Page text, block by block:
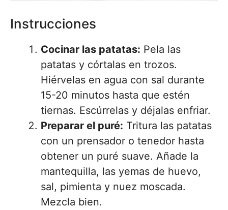
Instrucciones
Cocinar las patatas: Pela las
patatas y córtalas en trozos.
Hiérvelas en agua con sal durante
15-20 minutos hasta que estén
tiernas. Escúrrelas y déjalas enfriar.
Preparar el puré: Tritura las patatas
con un prensador o tenedor hasta
obtener un puré suave. Añade la
mantequilla, las yemas de huevo,
sal, pimienta y nuez moscada.
Mezcla bien.